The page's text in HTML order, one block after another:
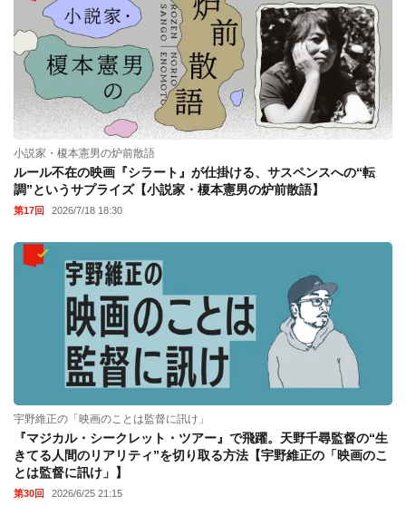
小説家・榎本憲男の炉前散語
ルール不在の映画『シラート』が仕掛ける、サスペンスへの“転
調”というサプライズ【小説家・榎本憲男の炉前散語】
第17回 2026/7/18 18:30
宇野維正の「映画のことは監督に訊け」
『マジカル・シークレット・ツアー』で飛躍。天野千尋監督の“生
きてる人間のリアリティ”を切り取る方法【宇野維正の「映画のこ
とは監督に訊け」】
第30回 2026/6/25 21:15